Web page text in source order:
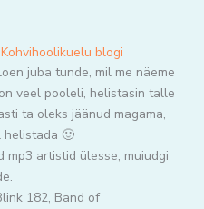
Kohvihoolikuelu blogi
juba tunde, mil me näeme
veel pooleli, helistasin talle
ta oleks jäänud magama,
helistada 🙂
mp3 artistid ülesse, muiudgi
182, Band of